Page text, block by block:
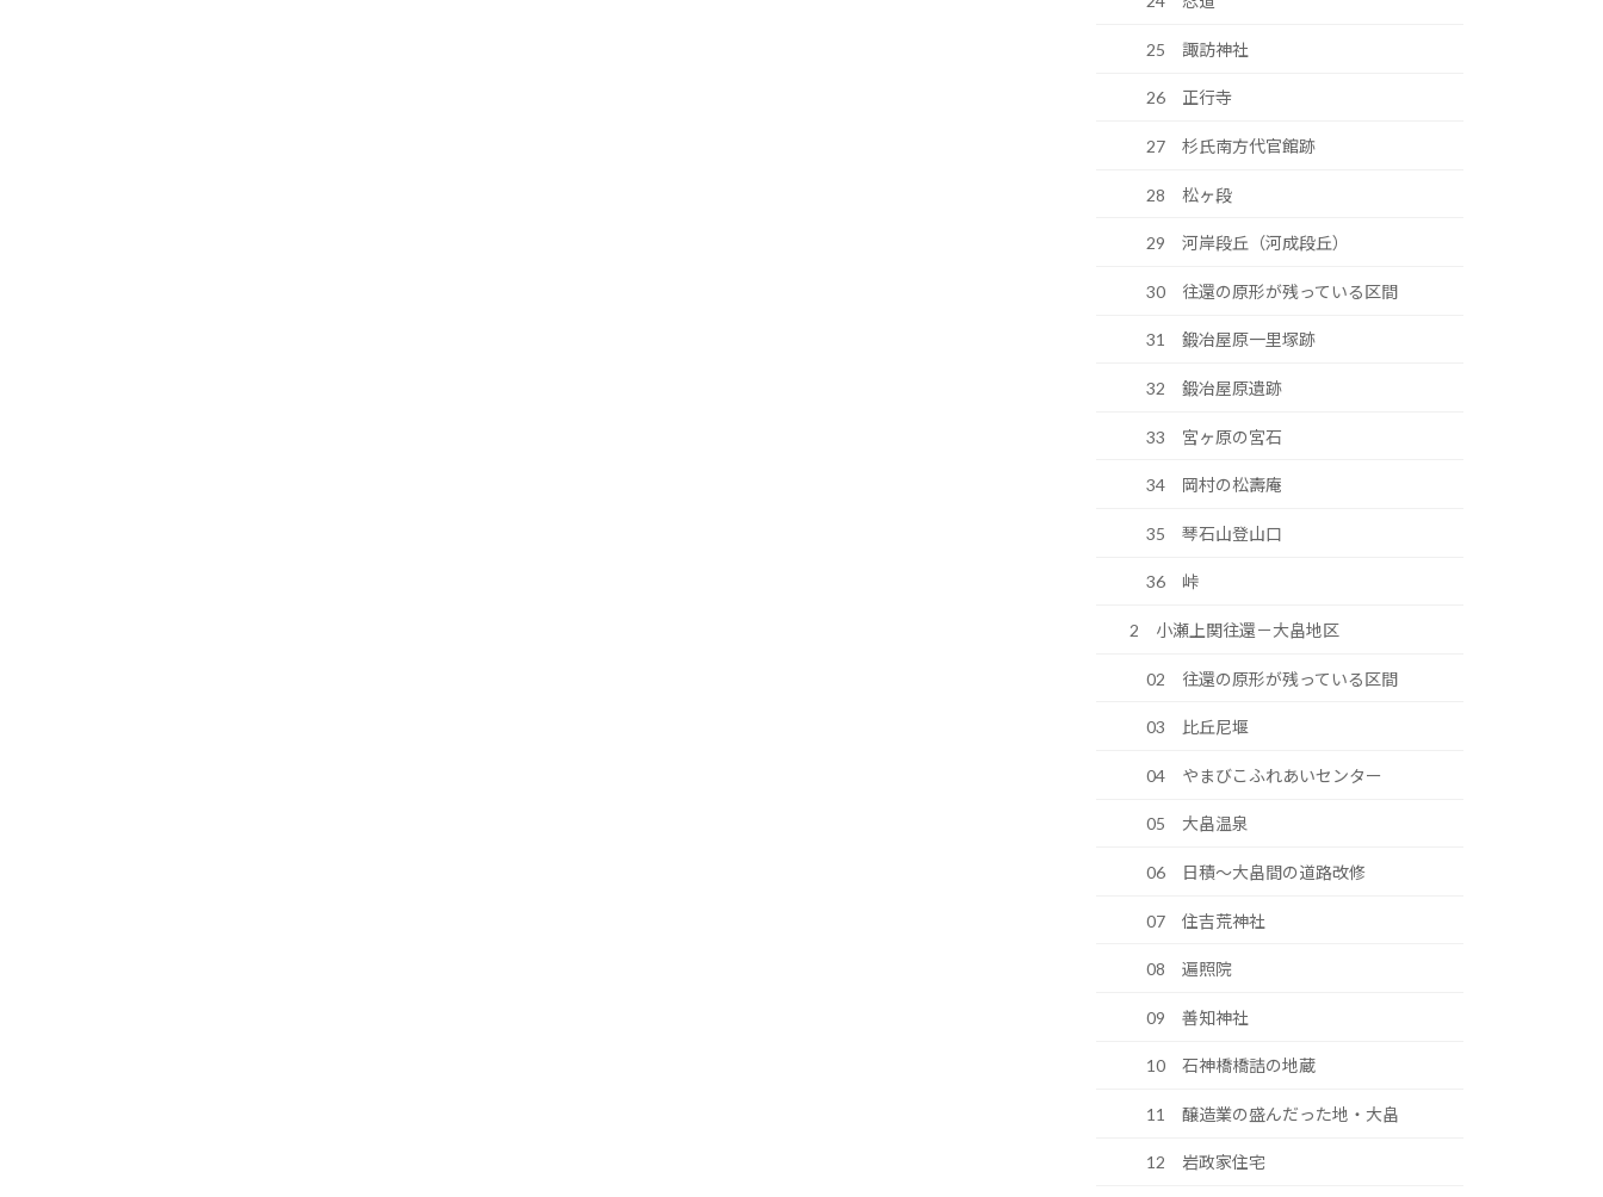
25 諏訪神社
26 正行寺
27 杉氏南方代官館跡
28 松ヶ段
29 河岸段丘（河成段丘）
30 往還の原形が残っている区間
31 鍛冶屋原一里塚跡
32 鍛冶屋原遺跡
33 宮ヶ原の宮石
34 岡村の松壽庵
35 琴石山登山口
36 峠
2 小瀬上関往還－大畠地区
02 往還の原形が残っている区間
03 比丘尼堰
04 やまびこふれあいセンター
05 大畠温泉
06 日積～大畠間の道路改修
07 住吉荒神社
08 遍照院
09 善知神社
10 石神橋橋詰の地蔵
11 醸造業の盛んだった地・大畠
12 岩政家住宅